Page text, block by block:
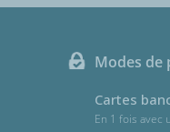
Modes de
Cartes
En 1 fois avec